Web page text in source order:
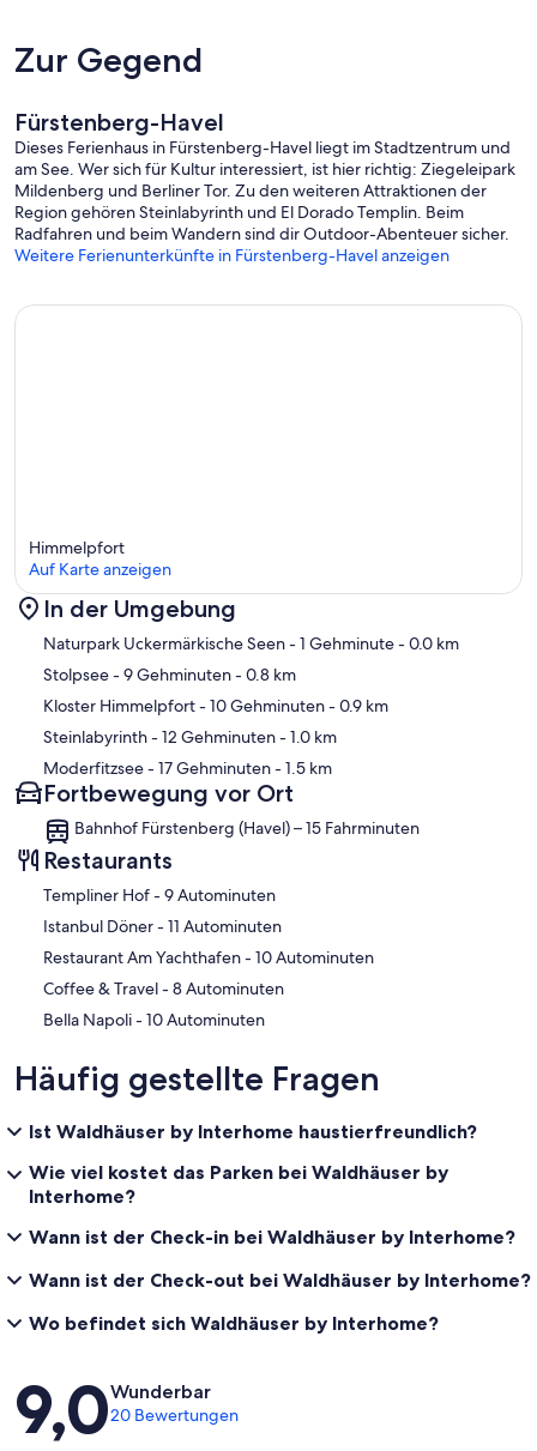
Zur Gegend
Fürstenberg-Havel
Dieses Ferienhaus in Fürstenberg-Havel liegt im Stadtzentrum und
am See. Wer sich für Kultur interessiert, ist hier richtig: Ziegeleipark
Mildenberg und Berliner Tor. Zu den weiteren Attraktionen der
Region gehören Steinlabyrinth und El Dorado Templin. Beim
Radfahren und beim Wandern sind dir Outdoor-Abenteuer sicher.
Weitere Ferienunterkünfte in Fürstenberg-Havel anzeigen
Karte
Himmelpfort
Auf Karte anzeigen
In der Umgebung
Naturpark Uckermärkische Seen- 1 Gehminute- 0.0 km
Stolpsee- 9 Gehminuten- 0.8 km
Kloster Himmelpfort- 10 Gehminuten- 0.9 km
Steinlabyrinth- 12 Gehminuten- 1.0 km
Moderfitzsee- 17 Gehminuten- 1.5 km
Fortbewegung vor Ort
Bahnhof Fürstenberg (Havel) – 15 Fahrminuten
Restaurants
‪Templiner Hof - ‬9 Autominuten
‪Istanbul Döner - ‬11 Autominuten
‪Restaurant Am Yachthafen - ‬10 Autominuten
‪Coffee & Travel - ‬8 Autominuten
‪Bella Napoli - ‬10 Autominuten
Häufig gestellte Fragen
Ist Waldhäuser by Interhome haustierfreundlich?
Wie viel kostet das Parken bei Waldhäuser by
Interhome?
Wann ist der Check-in bei Waldhäuser by Interhome?
Wann ist der Check-out bei Waldhäuser by Interhome?
Wo befindet sich Waldhäuser by Interhome?
Bewertungen
9,0Wunderbar
20 Bewertungen